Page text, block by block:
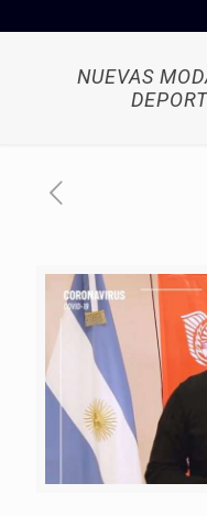
NUEVAS